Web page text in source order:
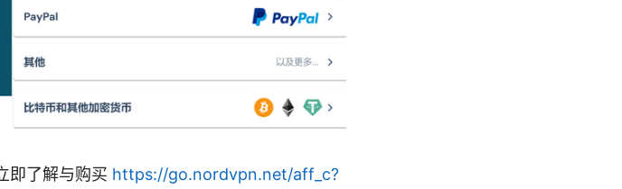
即了解与购买 https://go.nordvpn.net/aff_c?